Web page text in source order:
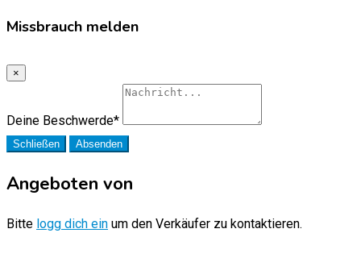
Missbrauch melden
×
Deine Beschwerde*
Schließen Absenden
Angeboten von
Bitte logg dich ein um den Verkäufer zu kontaktieren.